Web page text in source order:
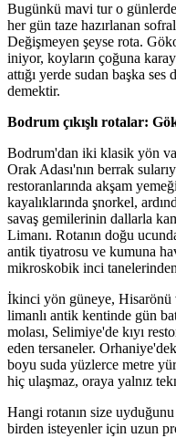
Bugünkü mavi tur o
her gün taze hazırlanan
Değişmeyen şeyse rota.
iniyor, koyların çoğuna
attığı yerde sudan başka
demektir.
Bodrum çıkışlı rotalar:
Bodrum'dan iki klasik yön
Orak Adası'nın berrak
restoranlarında akşam
kayalıklarında şnorkel,
savaş gemilerinin dallarla
Limanı. Rotanın doğu
antik tiyatrosu ve kumuna
mikroskobik inci
İkinci yön güneye, Hisarönü
limanlı antik kentinde gün
molası, Selimiye'de kıyı
eden tersaneler.
boyu suda yüzlerce metre
hiç ulaşmaz, oraya yalnız
Hangi rotanın size
birden isteyenler için uzun